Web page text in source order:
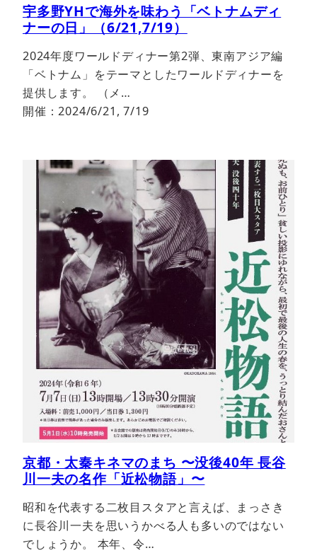
宇多野YHで海外を味わう「ベトナムディ
ナーの日」（6/21,7/19）
2024年度ワールドディナー第2弾、東南アジア編
「ベトナム」をテーマとしたワールドディナーを
提供します。 （メ…
開催：2024/6/21, 7/19
京都・太秦キネマのまち 〜没後40年 長谷
川一夫の名作「近松物語」〜
昭和を代表する二枚目スタアと言えば、まっさき
に長谷川一夫を思いうかべる人も多いのではない
でしょうか。 本年、令…